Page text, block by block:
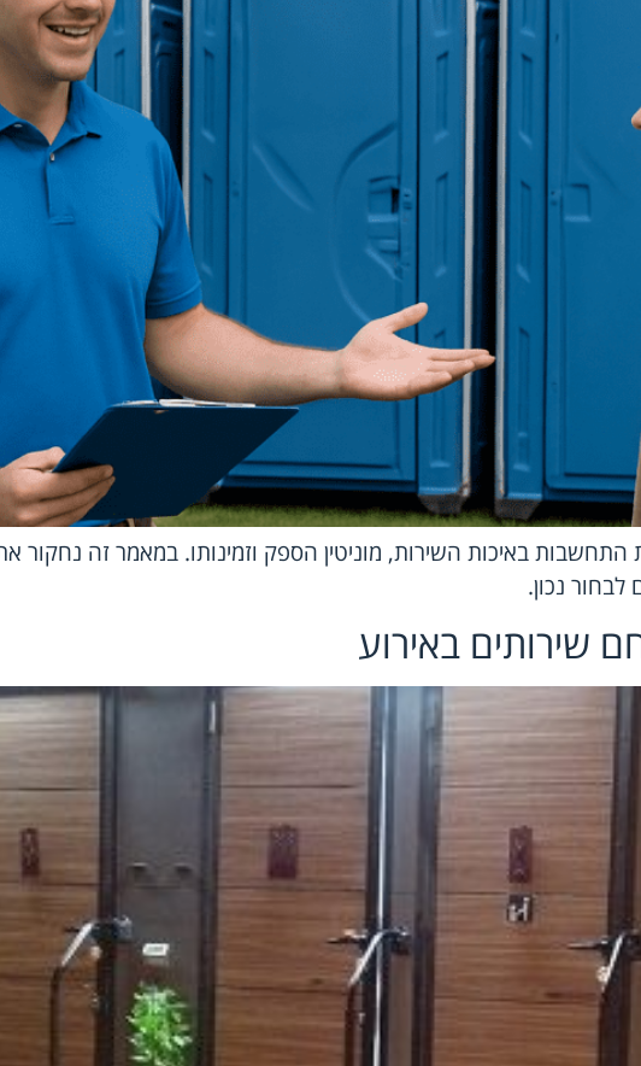
התחשבות באיכות השירות, מוניטין הספק וזמינותו. במאמר זה נחקור
נכון.